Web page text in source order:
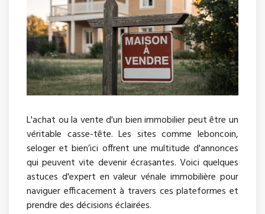
L'achat ou la vente d'un bien immobilier peut être un
véritable casse-tête. Les sites comme leboncoin,
seloger et bien’ici offrent une multitude d'annonces
qui peuvent vite devenir écrasantes. Voici quelques
astuces d'expert en valeur vénale immobilière pour
naviguer efficacement à travers ces plateformes et
prendre des décisions éclairées.